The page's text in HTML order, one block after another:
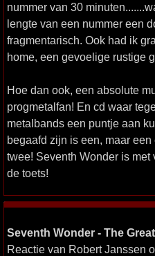
nummer van 30
lengte van een nummer een
fragmentarisch. Ook had ik
home, een gevoelige rustige
Hoe dan ook, een absolute
progmetalfan! En cd waar
metalbands een puntje aan
begaafd zijn is een, maar
twee! Seventh Wonder is
de toets!
Seventh Wonder - The
Reactie van Robert Janssen